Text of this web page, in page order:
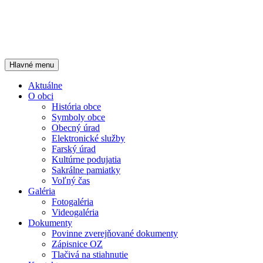
Oficiálna stránka
Hľadať
Hlavné menu Preskočiť
na
obsah
Aktuálne
O obci
História obce
Symboly obce
Obecný úrad
Elektronické služby
Farský úrad
Kultúrne podujatia
Sakrálne pamiatky
Voľný čas
Galéria
Fotogaléria
Videogaléria
Dokumenty
Povinne zverejňované dokumenty
Zápisnice OZ
Tlačivá na stiahnutie